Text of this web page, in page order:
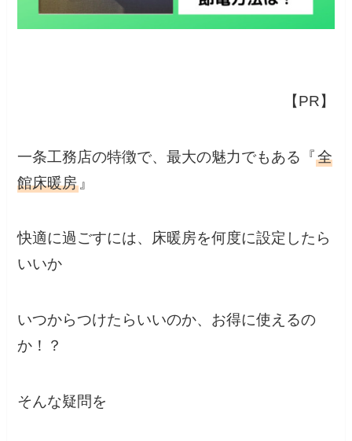
【PR】
一条工務店の特徴で、最大の魅力でもある『全
館床暖房 』
快適に過ごすには、床暖房を何度に設定したら
いいか
いつからつけたらいいのか、お得に使えるの
か！？
そんな疑問を